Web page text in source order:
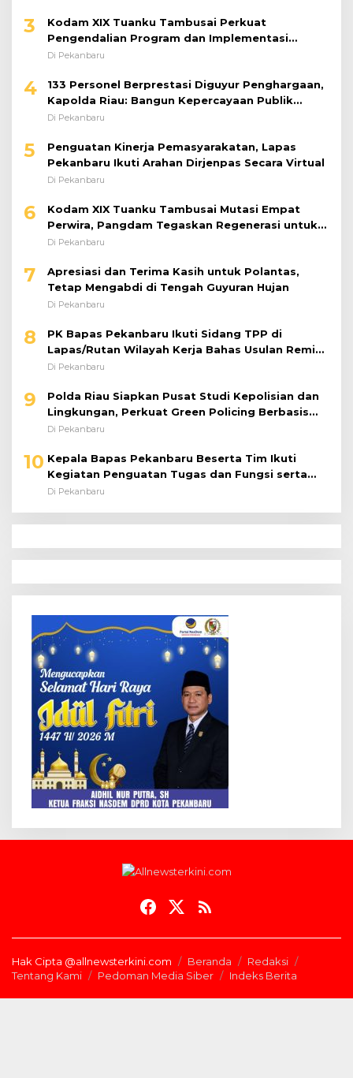
3
Kodam XIX Tuanku Tambusai Perkuat
Pengendalian Program dan Implementasi
Doktrin TNI AD
Di Pekanbaru
4
133 Personel Berprestasi Diguyur Penghargaan,
Kapolda Riau: Bangun Kepercayaan Publik
dengan Karya Nyata
Di Pekanbaru
5
Penguatan Kinerja Pemasyarakatan, Lapas
Pekanbaru Ikuti Arahan Dirjenpas Secara Virtual
Di Pekanbaru
6
Kodam XIX Tuanku Tambusai Mutasi Empat
Perwira, Pangdam Tegaskan Regenerasi untuk
Perkuat Kinerja Satuan
Di Pekanbaru
7
Apresiasi dan Terima Kasih untuk Polantas,
Tetap Mengabdi di Tengah Guyuran Hujan
Di Pekanbaru
8
PK Bapas Pekanbaru Ikuti Sidang TPP di
Lapas/Rutan Wilayah Kerja Bahas Usulan Remisi
Umum Jelang Hari Kemerdekaan
Di Pekanbaru
9
Polda Riau Siapkan Pusat Studi Kepolisian dan
Lingkungan, Perkuat Green Policing Berbasis
Riset
Di Pekanbaru
10 Kepala Bapas Pekanbaru Beserta Tim Ikuti
Kegiatan Penguatan Tugas dan Fungsi serta
Paparan Penempatan WBP ke Lapas Terbuka
Di Pekanbaru
Hak Cipta @allnewsterkini.com Beranda
Redaksi
Tentang Kami
Pedoman Media Siber Indeks Berita